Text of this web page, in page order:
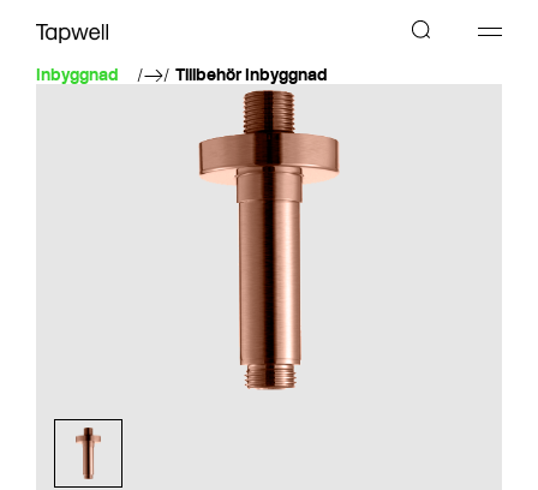
Inbyggnad Tillbehör Inbyggnad